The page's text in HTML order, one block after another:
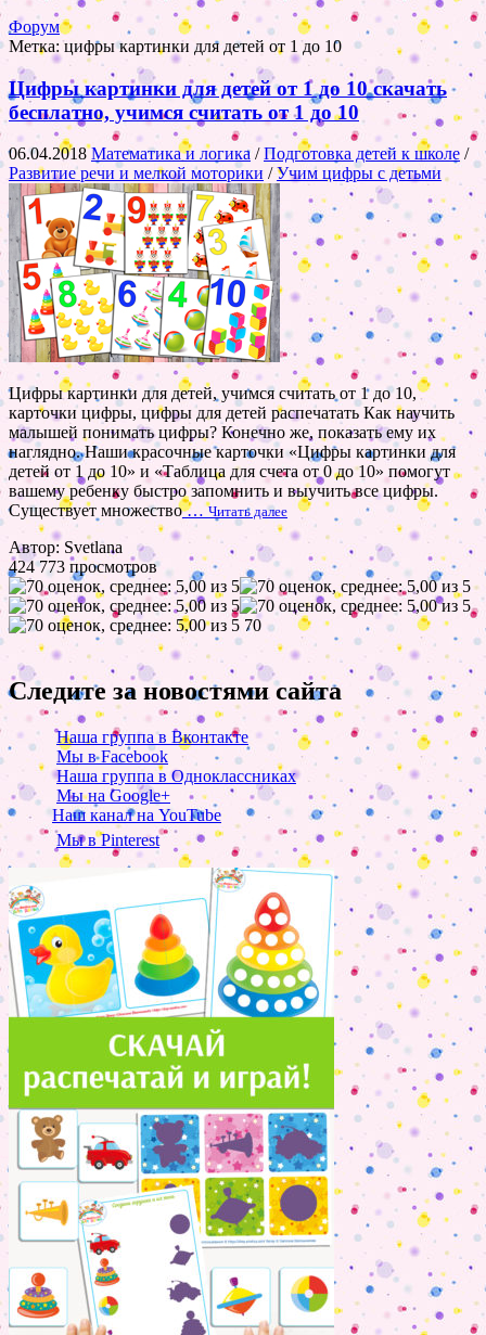
Форум
Метка:цифры картинки для детей от 1 до 10
Цифры картинки для детей от 1 до 10 скачать
бесплатно, учимся считать от 1 до 10
06.04.2018Математика и логика/Подготовка детей к школе /
Развитие речи и мелкой моторики /Учим цифры с детьми
Цифры картинки для детей, учимся считать от 1 до 10,
карточки цифры, цифры для детей распечатать Как научить
малышей понимать цифры? Конечно же, показать ему их
наглядно. Наши красочные карточки «Цифры картинки для
детей от 1 до 10» и «Таблица для счета от 0 до 10» помогут
вашему ребенку быстро запомнить и выучить все цифры.
Существует множество…Читать далее
Автор: Svetlana
424 773 просмотров
70
Следите за новостями сайта
Наша группа в Вконтакте
Мы в Facebook
Наша группа в Одноклассниках
Мы на Google+
Наш канал на YouTube
Мы в Pinterest